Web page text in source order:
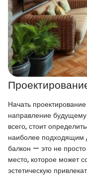
Начать
направление будущему
всего, стоит
наиболее подходящим
балкон — это не
место, которое может
эстетическую